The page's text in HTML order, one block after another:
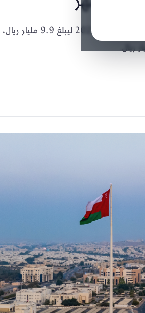
الناتج المحلي الإجمالي لسلطنة عُمان